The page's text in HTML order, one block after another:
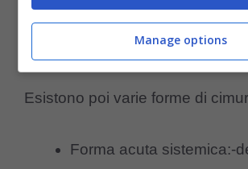
tutti i tessuti dell’organismo.
Esistono poi varie forme di
Forma acuta sistemica:-
Manage options